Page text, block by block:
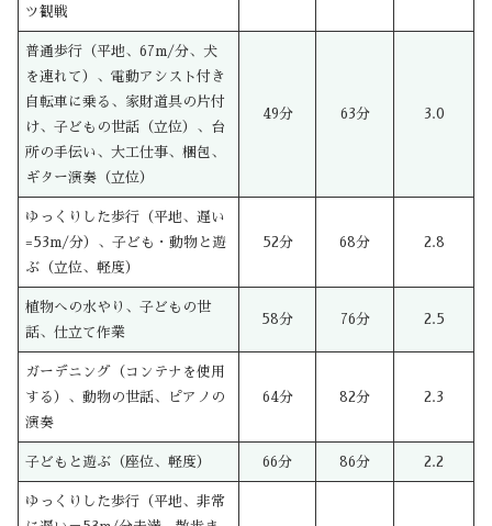
ツ観戦
普通歩行（平地、67m/分、犬
を連れて）、電動アシスト付き
自転車に乗る、家財道具の片付
け、子どもの世話（立位）、台
所の手伝い、大工仕事、梱包、
ギター演奏（立位）
49分 63分 3.0
ゆっくりした歩行（平地、遅い
=53m/分）、子ども・動物と遊
ぶ（立位、軽度）
52分 68分 2.8
植物への水やり、子どもの世
話、仕立て作業
58分 76分 2.5
ガーデニング（コンテナを使用
する）、動物の世話、ピアノの
演奏
64分 82分 2.3
子どもと遊ぶ（座位、軽度） 66分 86分 2.2
ゆっくりした歩行（平地、非常